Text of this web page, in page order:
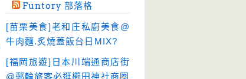
畫面擷取 (36)
看圖程式 (17)
硬碟工具 (64)
Funtory 部落格
[苗栗美食]老和庄私廚美食@
牛肉麵.炙燒蓋飯台日MIX?
[福岡旅遊]日本川端通商店街
@郵輪旅客必逛櫛田神社商圈